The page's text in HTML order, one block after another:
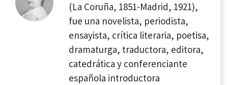
(La Coruña, 1851-Madrid, 1921),
fue una novelista, periodista,
ensayista, crítica literaria, poetisa,
dramaturga, traductora, editora,
catedrática y conferenciante
española introductora